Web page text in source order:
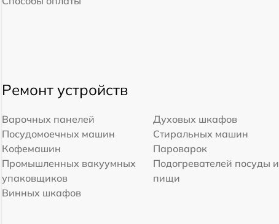
Ремонт устройств
Варочных панелей Духовых шкафов
Посудомоечных машин
Стиральных машин
Кофемашин
Пароварок
Промышленных вакуумных
упаковщиков
Подогревателей посуды и
пищи
Винных шкафов